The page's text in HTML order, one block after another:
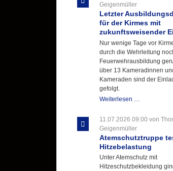
Geigenmüller
Letzter
für der Kirmes mit
zukunftsweisender
Nur wenige Tage vor
durch die Wehrleitung
Feuerwehrausbildung
über 13 Kameradinnen
Kameraden sind der
gefolgt.
Weiterlesen …
für
Kirmes
mit
Einlage
11.07.2026 09:00 von
Geigenmüller
Atemschutztruppe
Hitzebelastung
Unter Atemschutz mit
Hitzeschutzbekleidung